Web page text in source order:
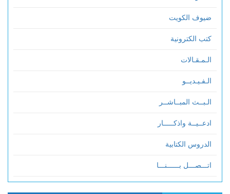
ضيوف الكويت
كتب الكترونية
الـمـقـالات
الـفـيـديــو
الـبــث المبــاشــر
ادعــيــة واذكـــــار
الدروس الكتابية
اتـــصـــل بــــــنـــا